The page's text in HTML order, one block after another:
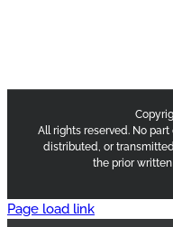
All rights reserved. No
distributed, or
the prior
Page load link